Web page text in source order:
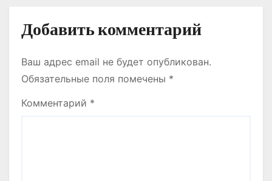
Добавить комментарий
Ваш адрес email не будет опубликован.
Обязательные поля помечены *
Комментарий *